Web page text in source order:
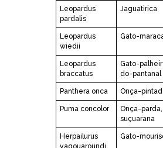
Leopardus
pardalis
Jaguatirica
Leopardus
wiedii
Gato-
Leopardus
braccatus
Gato-
do-pantanal
Panthera onca Onça-
Puma concolor
Onça-parda,
suçuarana
Herpailurus
yagouaroundi
Gato-